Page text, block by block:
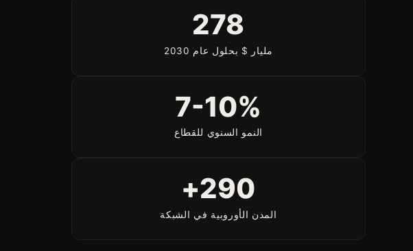
278
مليار $ بحلول عام 2030
7-10%
النمو السنوي للقطاع
290+
المدن الأوروبية في الشبكة